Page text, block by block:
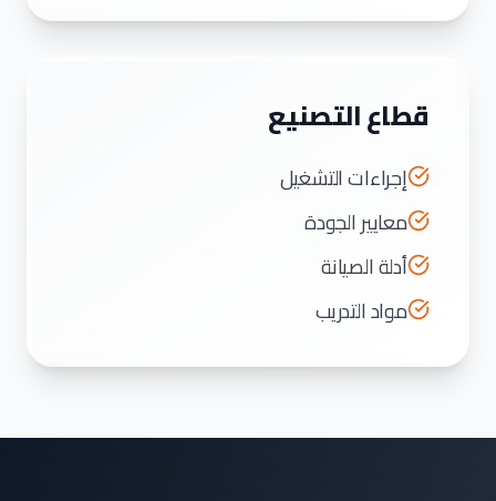
قطاع التصنيع
إجراءات التشغيل
معايير الجودة
أدلة الصيانة
مواد التدريب